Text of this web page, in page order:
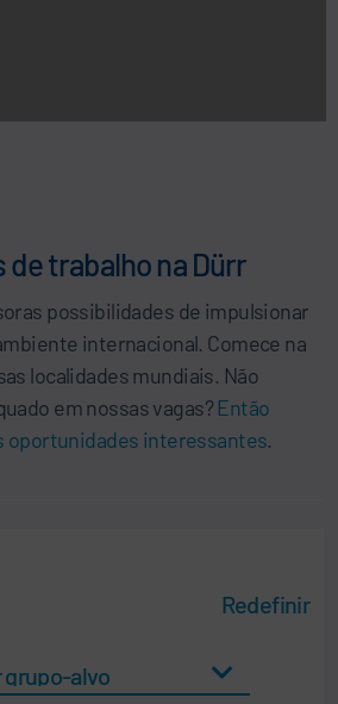
trabalho na Dürr
possibilidades de impulsionar
internacional. Comece na
localidades mundiais. Não
em nossas vagas?Então
oportunidades interessantes.
Redefinir